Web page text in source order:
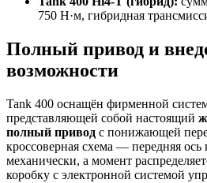
750 Н·м, гибридная
Полный привод и
возможности
Tank 400 оснащён фирменной
представляющей собой настоящий
полный привод с понижающей
кроссоверная схема — передняя ось
механически, а момент
коробку с электронной системой